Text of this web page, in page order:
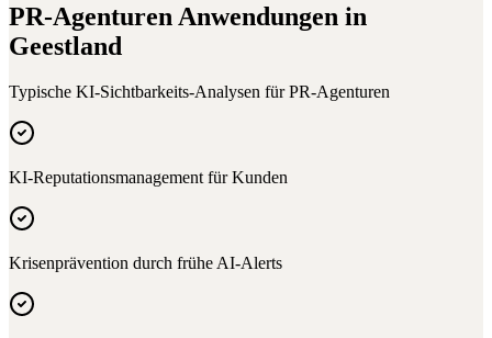
PR-Agenturen Anwendungen in
Geestland
Typische KI-Sichtbarkeits-Analysen fürPR-Agenturen
KI-Reputationsmanagement für Kunden
Krisenprävention durch frühe AI-Alerts